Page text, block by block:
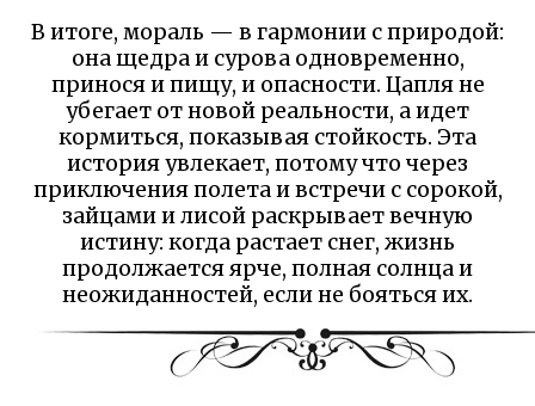
В итоге, мораль — в гармонии с природой:
она щедра и сурова одновременно,
принося и пищу, и опасности. Цапля не
убегает от новой реальности, а идет
кормиться, показывая стойкость. Эта
история увлекает, потому что через
приключения полета и встречи с сорокой,
зайцами и лисой раскрывает вечную
истину: когда растает снег, жизнь
продолжается ярче, полная солнца и
неожиданностей, если не бояться их.